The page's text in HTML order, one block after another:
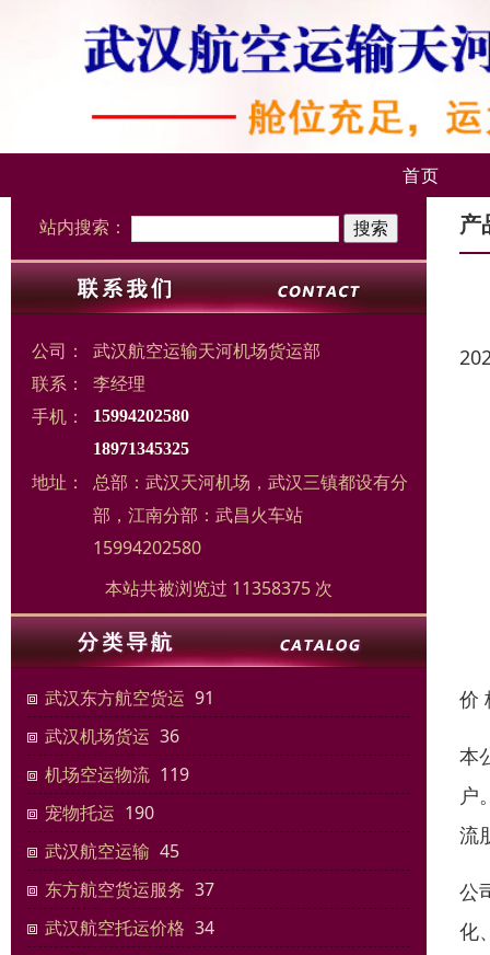
首页
站内搜索：
公司：
武汉航空运输天河机场货运部
联系：
李经理
手机：
15994202580
18971345325
地址：
总部：武汉天河机场，武汉三镇都设有分
部，江南分部：武昌火车站
15994202580
本站共被浏览过 11358375 次
武汉东方航空货运 91
武汉机场货运 36
机场空运物流 119
宠物托运 190
武汉航空运输 45
东方航空货运服务 37
武汉航空托运价格 34
产
价
本
户
流
公
化